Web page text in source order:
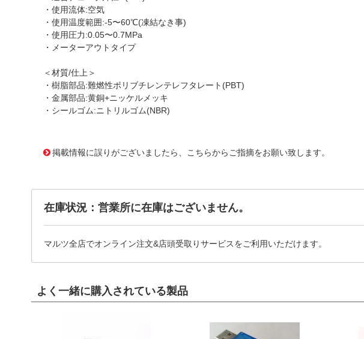
・使用流体:空気
・使用温度範囲:-5〜60℃(凍結なき事)
・使用圧力:0.05〜0.7MPa
・メーターアウトタイプ
＜材質/仕上＞
・樹脂部品:難燃性ポリブチレンテレフタレート(PBT)
・金属部品:黄銅+ニッケルメッキ
・シールゴム:ニトリルゴム(NBR)
掲載情報に誤りがございましたら、こちらからご指摘をお願い致します。
在庫状況：営業所に在庫はございません。
マルツ全店でオンライン注文&店頭受取りサービスをご利用いただけます。
よく一緒に購入されている製品